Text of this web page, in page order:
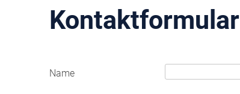
Kontaktformular
Name